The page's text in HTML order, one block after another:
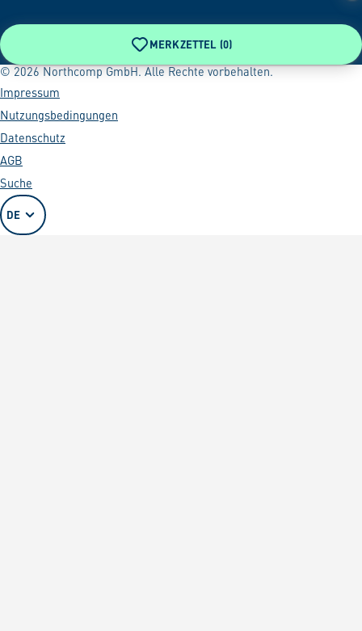
MERKZETTEL (0)
© 2026 Northcomp GmbH. Alle Rechte vorbehalten.
Impressum
Nutzungsbedingungen
Datenschutz
AGB
Suche
DE